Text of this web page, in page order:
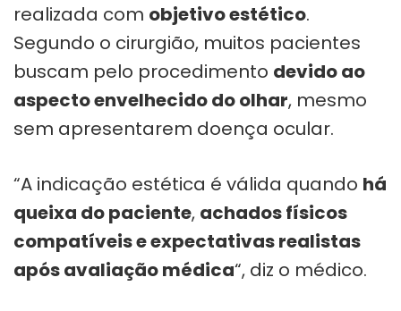
realizada com objetivo estético.
Segundo o cirurgião, muitos pacientes
buscam pelo procedimento devido ao
aspecto envelhecido do olhar, mesmo
sem apresentarem doença ocular.
“A indicação estética é válida quando há
queixa do paciente, achados físicos
compatíveis e expectativas realistas
após avaliação médica“, diz o médico.